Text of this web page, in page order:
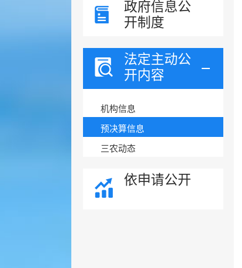
政府信息公
开制度
法定主动公
开内容
机构信息
预决算信息
三农动态
依申请公开